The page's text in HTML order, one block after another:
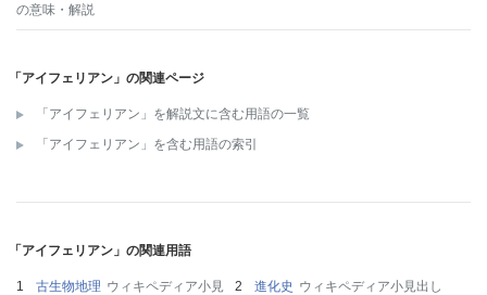
の意味・解説
「アイフェリアン」の関連ページ
「アイフェリアン」を解説文に含む用語の一覧
「アイフェリアン」を含む用語の索引
「アイフェリアン」の関連用語
古生物地理 ウィキペディア小見 進化史 ウィキペディア小見出し